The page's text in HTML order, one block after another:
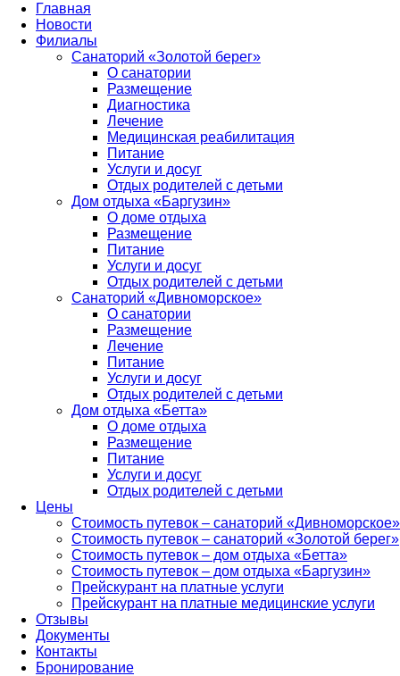
Главная
Новости
Филиалы
Санаторий «Золотой берег»
О санатории
Размещение
Диагностика
Лечение
Медицинская реабилитация
Питание
Услуги и досуг
Отдых родителей с детьми
Дом отдыха «Баргузин»
О доме отдыха
Размещение
Питание
Услуги и досуг
Отдых родителей с детьми
Санаторий «Дивноморское»
О санатории
Размещение
Лечение
Питание
Услуги и досуг
Отдых родителей с детьми
Дом отдыха «Бетта»
О доме отдыха
Размещение
Питание
Услуги и досуг
Отдых родителей с детьми
Цены
Стоимость путевок – санаторий «Дивноморское»
Стоимость путевок – санаторий «Золотой берег»
Стоимость путевок – дом отдыха «Бетта»
Стоимость путевок – дом отдыха «Баргузин»
Прейскурант на платные услуги
Прейскурант на платные медицинские услуги
Отзывы
Документы
Контакты
Бронирование